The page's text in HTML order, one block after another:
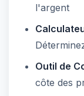
l'argent
Outil de
côte des